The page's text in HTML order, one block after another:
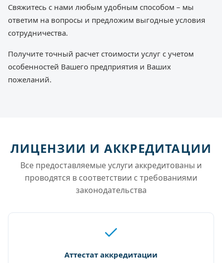
Свяжитесь с нами любым удобным способом – мы
ответим на вопросы и предложим выгодные условия
сотрудничества.
Получите точный расчет стоимости услуг с учетом
особенностей Вашего предприятия и Ваших
пожеланий.
ЛИЦЕНЗИИ И АККРЕДИТАЦИИ
Все предоставляемые услуги аккредитованы и
проводятся в соответствии с требованиями
законодательства
Аттестат аккредитации